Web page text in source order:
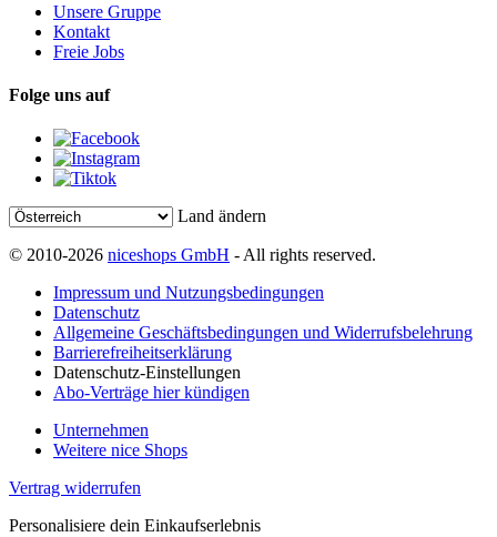
Unsere Gruppe
Kontakt
Freie Jobs
Folge uns auf
Land ändern
© 2010-2026 niceshops GmbH - All rights reserved.
Impressum und Nutzungsbedingungen
Datenschutz
Allgemeine Geschäftsbedingungen und Widerrufsbelehrung
Barrierefreiheitserklärung
Datenschutz-Einstellungen
Abo-Verträge hier kündigen
Unternehmen
Weitere nice Shops
Vertrag widerrufen
Personalisiere dein Einkaufserlebnis